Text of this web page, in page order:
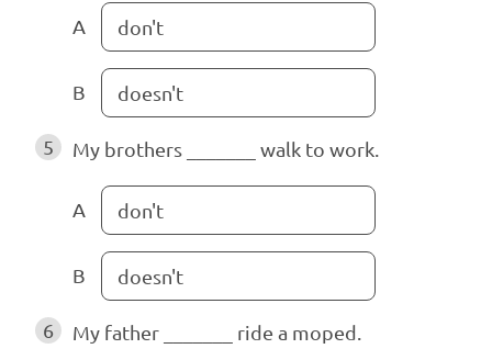
A don't
B doesn't
5 My brothers _______ walk to work.
A don't
B doesn't
6 My father _______ ride a moped.